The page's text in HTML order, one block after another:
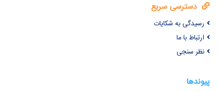
دسترسی سریع
رسیدگی به شکایات
ارتباط با ما
نظر سنجی
پیوندها